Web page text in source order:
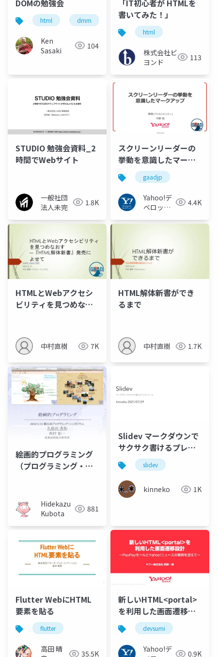
DOMの勉強会
html dmm dom
Ken
Sasaki
104
「IT初心者が HTMLを
書いてみた！」
html
株式会社ビ
ヨンド
113
STUDIO 勉強会資料_2
時間でWebサイト
一般社団
法人未完
1.8K
スクリーンリーダーの
挙動を意識したマーク
アップ gaadjp
Yahoo!デ
ベロッパ
4.4K
HTMLとWebアクセシ
ビリティを見つめなお
中村直樹 7K
HTML解体新書ができ
るまで
中村直樹 1.7K
絵画的プログラミング
（プログラミング・シ
Hidekazu
Kubota
881
Slidev マークダウンで
サクサク書けるプレゼ
ンツールslidev
kinneko 1K
Flutter WebにHTML
要素を貼る
flutter
高田 晴
35.5K
新しいHTML<portal>
を利用した画面遷移設
計 〜PayPayモールと
Yahoo!ニュースの事例
を添えて〜 #devsumi
devsumi
Yahoo!デ
0.9K